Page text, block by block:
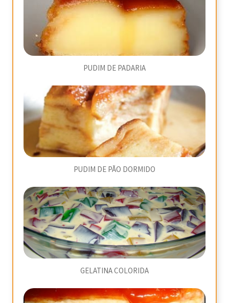
PUDIM DE PADARIA
PUDIM DE PÃO DORMIDO
GELATINA COLORIDA